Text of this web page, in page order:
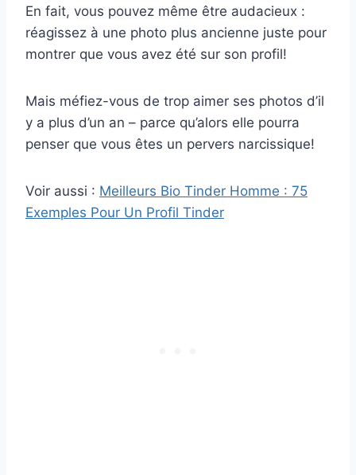
En fait, vous pouvez même être audacieux :
réagissez à une photo plus ancienne juste pour
montrer que vous avez été sur son profil!
Mais méfiez-vous de trop aimer ses photos d’il
y a plus d’un an – parce qu’alors elle pourra
penser que vous êtes un pervers narcissique!
Voir aussi : Meilleurs Bio Tinder Homme : 75
Exemples Pour Un Profil Tinder